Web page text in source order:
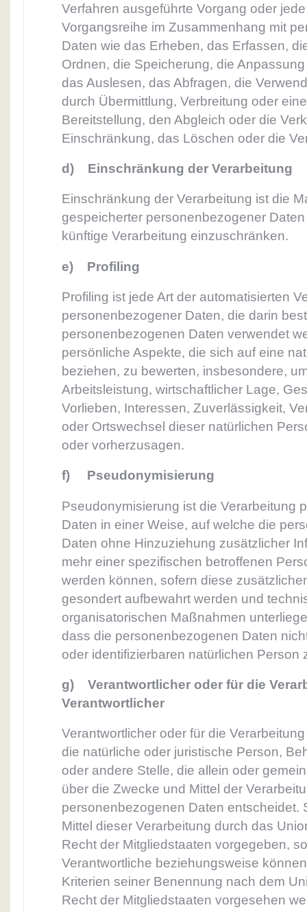
Verfahren ausgeführte Vorgang oder
Vorgangsreihe im Zusammenhang mit
Daten wie das Erheben, das Erfassen,
Ordnen, die Speicherung, die
das Auslesen, das Abfragen, die
durch Übermittlung, Verbreitung oder
Bereitstellung, den Abgleich oder die
Einschränkung, das Löschen oder die
d) Einschränkung der Verarbeitung
Einschränkung der Verarbeitung ist die
gespeicherter personenbezogener
künftige Verarbeitung einzuschränken.
e) Profiling
Profiling ist jede Art der automatisierten
personenbezogener Daten, die darin
personenbezogenen Daten verwendet
persönliche Aspekte, die sich auf eine
beziehen, zu bewerten, insbesondere,
Arbeitsleistung, wirtschaftlicher Lage,
Vorlieben, Interessen, Zuverlässigkeit,
oder Ortswechsel dieser natürlichen
oder vorherzusagen.
f) Pseudonymisierung
Pseudonymisierung ist die Verarbeitung
Daten in einer Weise, auf welche die
Daten ohne Hinzuziehung zusätzlicher
mehr einer spezifischen betroffenen
werden können, sofern diese
gesondert aufbewahrt werden und
organisatorischen Maßnahmen
dass die personenbezogenen Daten
oder identifizierbaren natürlichen Person
g) Verantwortlicher oder für die
Verantwortlicher
Verantwortlicher oder für die
die natürliche oder juristische Person,
oder andere Stelle, die allein oder
über die Zwecke und Mittel der
personenbezogenen Daten entscheidet.
Mittel dieser Verarbeitung durch das
Recht der Mitgliedstaaten vorgegeben,
Verantwortliche beziehungsweise
Kriterien seiner Benennung nach dem
Recht der Mitgliedstaaten vorgesehen